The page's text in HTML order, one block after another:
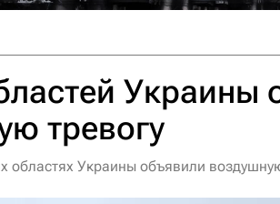
Украины
тревогу
областях Украины объявили